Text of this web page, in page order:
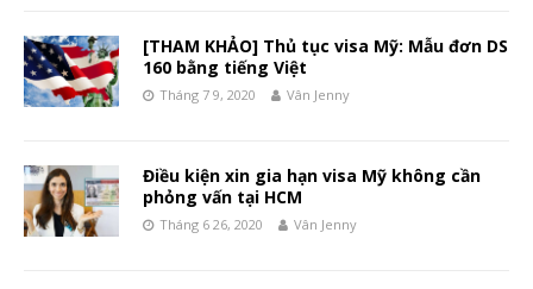
[THAM KHẢO] Thủ tục visa Mỹ: Mẫu đơn DS
160 bằng tiếng Việt
Tháng 7 9, 2020 Vân Jenny
Điều kiện xin gia hạn visa Mỹ không cần
phỏng vấn tại HCM
Tháng 6 26, 2020 Vân Jenny